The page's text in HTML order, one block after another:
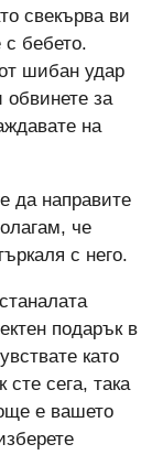
свекърва ви
с бебето.
шибан удар
обвинете за
на
да направите
че
с него.
подарък в
като
сте сега, така
е вашето